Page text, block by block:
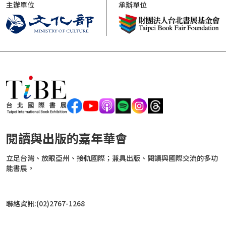
主辦單位 承辦單位
閱讀與出版的嘉年華會
立足台灣、放眼亞州、接軌國際；兼具出版、閱讀與國際交流的多功
能書展。
聯絡資訊:(02)2767-1268